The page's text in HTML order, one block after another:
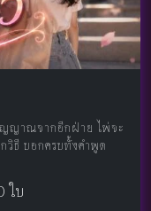
ญญาณจากอีกฝ่าย ไพ่จะ
วิธี บอกครบทั้งคำพูด
ใบ